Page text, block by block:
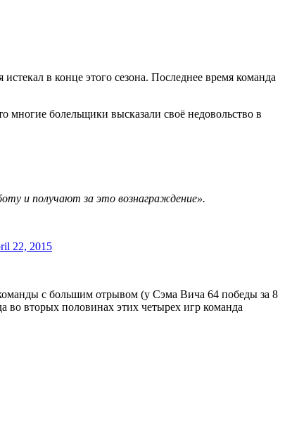
в конце этого сезона. Последнее время команда
многие болельщики высказали своё недовольство в
и получают за это вознаграждение».
22, 2015
с большим отрывом (у Сэма Вича 64 победы за 8
во вторых половинах этих четырех игр команда